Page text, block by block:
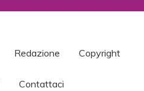
Redazione Copyright
Contattaci